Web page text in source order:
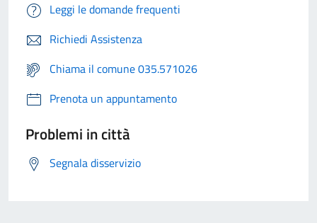
Leggi le domande frequenti
Richiedi Assistenza
Chiama il comune 035.571026
Prenota un appuntamento
Problemi in città
Segnala disservizio